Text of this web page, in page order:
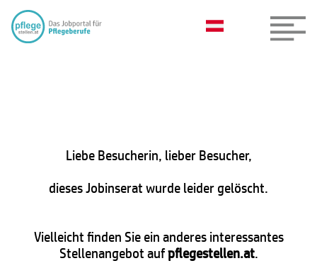
Liebe Besucherin, lieber Besucher,
dieses Jobinserat wurde leider gelöscht.
Vielleicht finden Sie ein anderes interessantes
Stellenangebot aufpflegestellen.at.